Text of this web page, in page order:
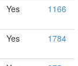
Yes 1166
Yes 1784